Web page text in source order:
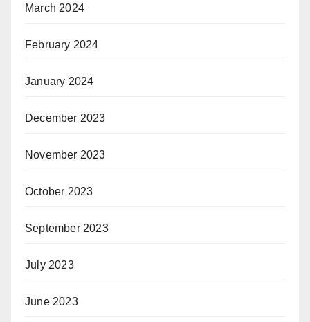
March 2024
February 2024
January 2024
December 2023
November 2023
October 2023
September 2023
July 2023
June 2023